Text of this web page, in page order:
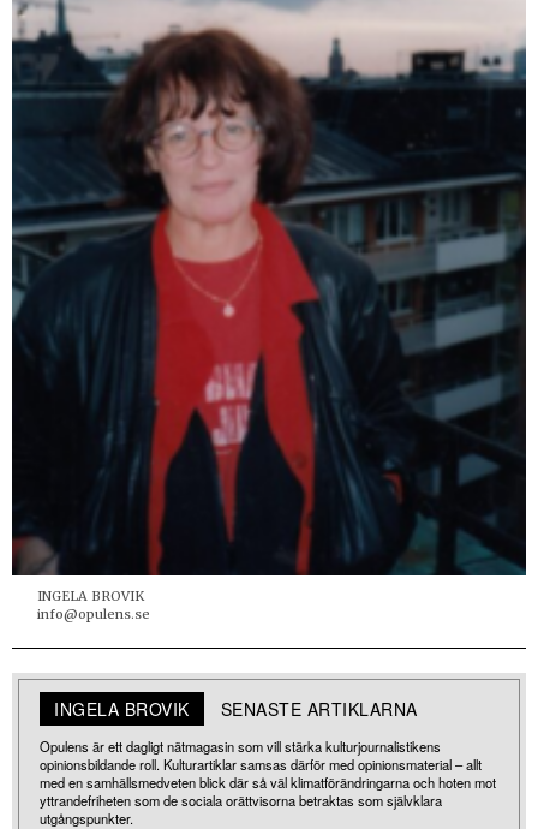
INGELA BROVIK
info@opulens.se
INGELA BROVIK SENASTE ARTIKLARNA
Opulens är ett dagligt nätmagasin som vill stärka kulturjournalistikens
opinionsbildande roll. Kulturartiklar samsas därför med opinionsmaterial – allt
med en samhällsmedveten blick där så väl klimatförändringarna och hoten mot
yttrandefriheten som de sociala orättvisorna betraktas som självklara
utgångspunkter.